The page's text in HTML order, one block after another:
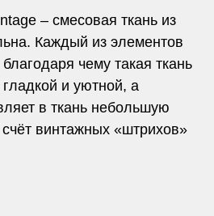
– смесовая ткань из
Каждый из элементов
чему такая ткань
гладкой и уютной, а
в ткань небольшую
винтажных «штрихов»